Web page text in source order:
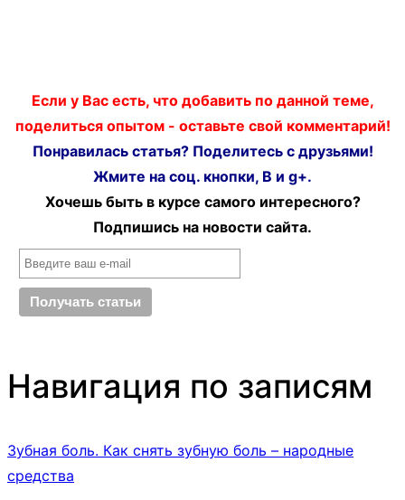
Если у Вас есть, что добавить по данной теме,
поделиться опытом - оставьте свой комментарий!
Понравилась статья? Поделитесь с друзьями!
Жмите на соц. кнопки, В и g+.
Хочешь быть в курсе самого интересного?
Подпишись на новости сайта.
Навигация по записям
Зубная боль. Как снять зубную боль – народные
средства